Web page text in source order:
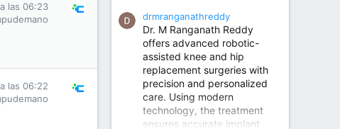
las 06:23
las 06:22
illnesses, nutrition guidance,
and preventive healthcare in
a child-friendly environment.
Children Hospital in Secunderabad | Best Pediatrician in Hyderabad | Neonatologist in Medchal
Our pediatrician and
Neonatologist team at...
drmranganathreddy
Dr. M Ranganath Reddy
offers advanced robotic-
assisted knee and hip
replacement surgeries with
precision and personalized
care. Using modern
technology, the treatment
ensures accurate implant